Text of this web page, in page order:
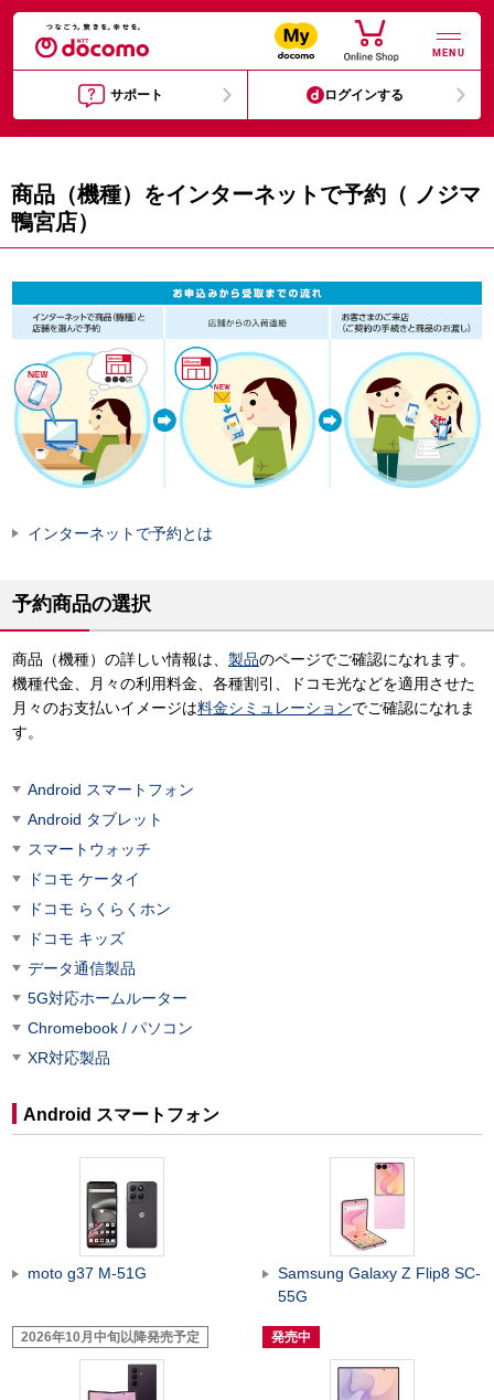
MENU
サポート ログインする
商品（機種）をインターネットで予約（ ノジマ
鴨宮店）
インターネットで予約とは
予約商品の選択
商品（機種）の詳しい情報は、 製品のページでご確認になれます。
機種代金、月々の利用料金、各種割引、ドコモ光などを適用させた
月々のお支払いイメージは料金シミュレーションでご確認になれま
す。
Android スマートフォン
Android タブレット
スマートウォッチ
ドコモ ケータイ
ドコモ らくらくホン
ドコモ キッズ
データ通信製品
5G対応ホームルーター
Chromebook / パソコン
XR対応製品
Android スマートフォン
moto g37 M-51G
2026年10月中旬以降発売予定
Samsung Galaxy Z Flip8 SC-
55G
発売中